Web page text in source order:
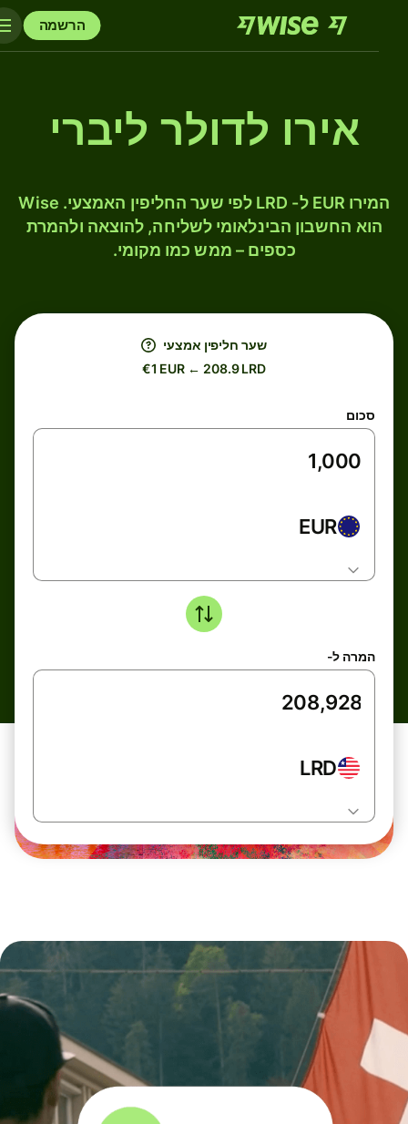
הרשמה
אירו לדולר ליברי
המירו EUR ל- LRD לפי שער החליפין האמצעי. Wise
הוא החשבון הבינלאומי לשליחה, להוצאה ולהמרת
כספים – ממש כמו מקומי.
שער חליפין אמצעי
€1 EUR ← 208.9 LRD
סכום
EUR
המרה ל-
LRD